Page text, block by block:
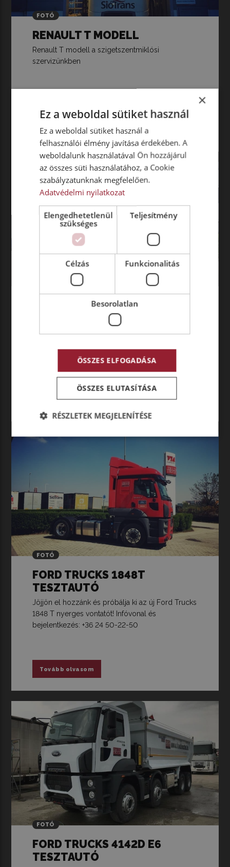
FOTÓ
RENAULT T MODELL
Renault T modell a szigetszentmiklósi
szervizünkben
Tovább olvasom
FÉLPÓTKOCSI
FLOTTAFEJLESZTÉS- ÉS
CSERE
International Zrt-nél – 100 darabos megrendelés
Tovább olvasom
FOTÓ
FORD TRUCKS 1848T
TESZTAUTÓ
Jöjjön el hozzánk és próbálja ki az új Ford Trucks
1848 T nyerges vontatót! Infóvonal és
bejelentkezés: +36 24 50-22-50
Tovább olvasom
FOTÓ
FORD TRUCKS 4142D E6
TESZTAUTÓ
×
Ez a weboldal sütiket használ
Ez a weboldal sütiket használ a
felhasználói élmény javítása érdekében. A
weboldalunk használatával Ön hozzájárul
az összes süti használatához, a Cookie
szabályzatunknak megfelelően.
Adatvédelmi nyilatkozat
Elengedhetetlenül
szükséges
Teljesítmény
Célzás Funkcionalitás
Besorolatlan
ÖSSZES ELFOGADÁSA
ÖSSZES ELUTASÍTÁSA
RÉSZLETEK MEGJELENÍTÉSE